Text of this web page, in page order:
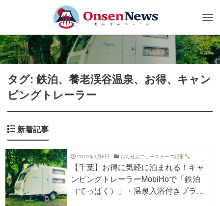
タグ: 鉄泊、養老渓谷温泉、お得、キャン
ピングトレーラー
新着記事
2019年3月6日 おんせんニューステーマ記事
【千葉】お得に気軽に泊まれる！キャ
ンピングトレーラーMobiHoで「鉄泊
（てっぱく）」・温泉入浴付きプラン